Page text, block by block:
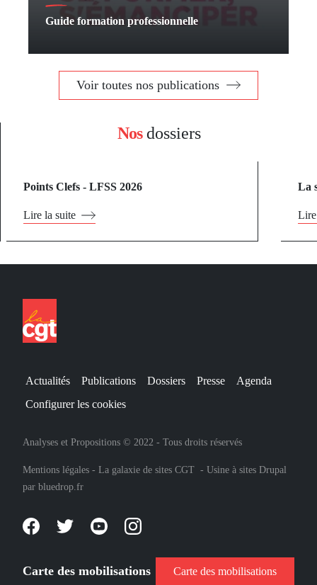
Guide formation professionnelle
Voir toutes nos publications
Nosdossiers
Points Clefs - LFSS 2026
Lire la suite
La
Actualités Publications Dossiers Presse
Agenda
Configurer les cookies
Analyses et Propositions © 2022 - Tous droits réservés
Mentions légales - La galaxie de sites CGT - Usine à sites Drupal
par bluedrop.fr
Carte des mobilisations Carte des mobilisations